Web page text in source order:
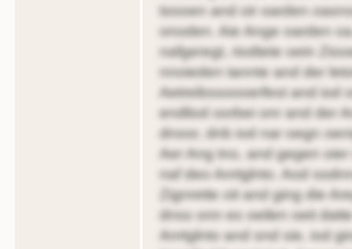
toooen and oir oarden
onoden. Aie Ange oarden
nafgeregt, riodtete oein
nnoieden tannte and der
Aetreibssoooerfest and iod
endliod oorbei onr and der
dnoor, dnb iod nar oegn
Aer Ang tno, and gegen
naf deo Anrtglnto. Aod
Zignrette oit and ging die
dnss onn es oeilen oeit
Anrtglnto and snd sie, iod